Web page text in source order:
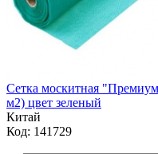
Сетка москитная
м2) цвет зеленый
Китай
Код: 141729